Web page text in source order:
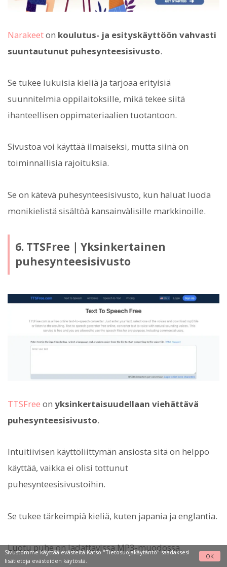
Narakeeton koulutus- ja esityskäyttöön vahvasti
suuntautunut puhesynteesisivusto.
Se tukee lukuisia kieliä ja tarjoaa erityisiä
suunnitelmia oppilaitoksille, mikä tekee siitä
ihanteellisen oppimateriaalien tuotantoon.
Sivustoa voi käyttää ilmaiseksi, mutta siinä on
toiminnallisia rajoituksia.
Se on kätevä puhesynteesisivusto, kun haluat luoda
monikielistä sisältöä kansainvälisille markkinoille.
6. TTSFree｜Yksinkertainen
puhesynteesisivusto
TTSFree on yksinkertaisuudellaan viehättävä
puhesynteesisivusto.
Intuitiivisen käyttöliittymän ansiosta sitä on helppo
käyttää, vaikka ei olisi tottunut
puhesynteesisivustoihin.
Se tukee tärkeimpiä kieliä, kuten japania ja englantia.
Luotu puhe on ladattavissa MP3-muodossa.
Sivustomme käyttää evästeitä Katso "Tietosuojakäytäntö"saadaksesi
lisätietoja evästeiden käytöstä.
OK